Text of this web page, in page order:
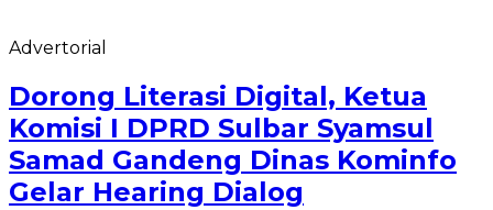
Advertorial
Dorong Literasi Digital, Ketua
Komisi I DPRD Sulbar Syamsul
Samad Gandeng Dinas Kominfo
Gelar Hearing Dialog